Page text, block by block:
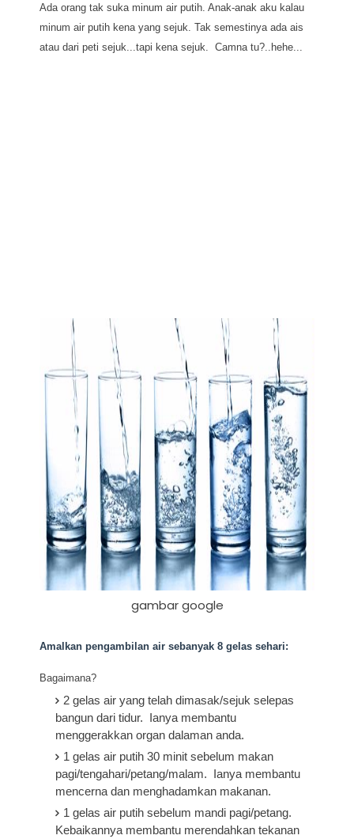
Ada orang tak suka minum air putih. Anak-anak aku kalau
minum air putih kena yang sejuk. Tak semestinya ada ais
atau dari peti sejuk...tapi kena sejuk. Camna tu?..hehe...
gambar google
Amalkan pengambilan air sebanyak 8 gelas sehari:
Bagaimana?
2 gelas air yang telah dimasak/sejuk selepas
bangun dari tidur. Ianya membantu
menggerakkan organ dalaman anda.
1 gelas air putih 30 minit sebelum makan
pagi/tengahari/petang/malam. Ianya membantu
mencerna dan menghadamkan makanan.
1 gelas air putih sebelum mandi pagi/petang.
Kebaikannya membantu merendahkan tekanan